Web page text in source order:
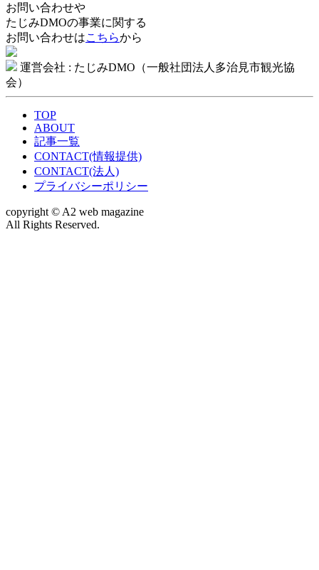
お問い合わせや
たじみDMOの事業に関する
お問い合わせはこちらから
運営会社 : たじみDMO（一般社団法人多治見市観光協
会）
TOP
ABOUT
記事一覧
CONTACT(情報提供)
CONTACT(法人)
プライバシーポリシー
copyright © A2 web magazine
All Rights Reserved.